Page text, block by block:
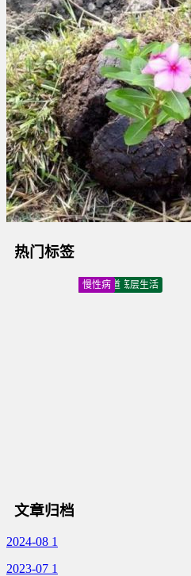
热门标签
改革
道德
分析
医疗
改革
毛主席
易经
智慧
姓氏文化
谱牒文化
百家姓
家谱
疫情
口罩
物价
涨价
贫富悬殊
两极分化
共同富裕
数字
玄机
风水
能量
磁场
改运
打压中医
抹黑中医
反中医
组织
阴谋
危机
易经
预测学
博士
研究生
公有制经济
私有制
人民领袖
央视
采访
汇惠万家
蔡一安
易经
智慧
解析
人生
密码
丁香医生
养生
秘诀
中医
蔡一安
汇惠万家
端午感怀
汇惠万家
生命之轮
平台作用
创业
故事
蔡一安
信用中国
年会
诚信
企业
荣誉
蔡一安
姓氏文化
宗亲
商务
活动
易学
汇智人生
智慧
讲座
电子商务
诚信
汇惠万家
示范企业
疫情
情况
工作
研究
怀念
亲人
关注社会底层生活
撞墙
选择
智慧
雨泽
书画院
中医
养生之道
亚健康
慢性病
文章归档
2024-08 1
2023-07 1